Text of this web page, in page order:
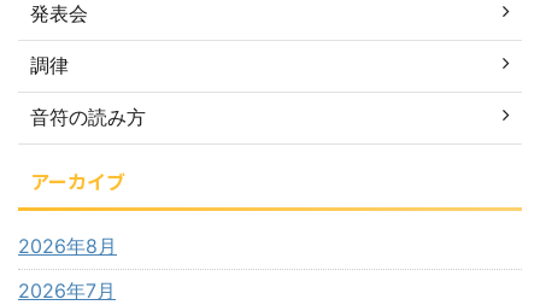
発表会
調律
音符の読み方
アーカイブ
2026年8月
2026年7月